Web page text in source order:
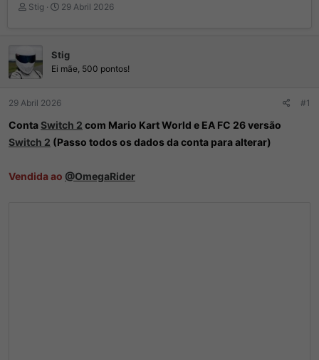
I
i
a
r
d
t
p
Stig
D
d
e
c
o
29 Abril 2026
Stig
Ei mãe, 500 pontos!
29 Abril 2026 #1
ContaSwitch 2 com Mario Kart World e EA FC 26 versão
Switch 2 (Passo todos os dados da conta para alterar)
Vendida ao @OmegaRider